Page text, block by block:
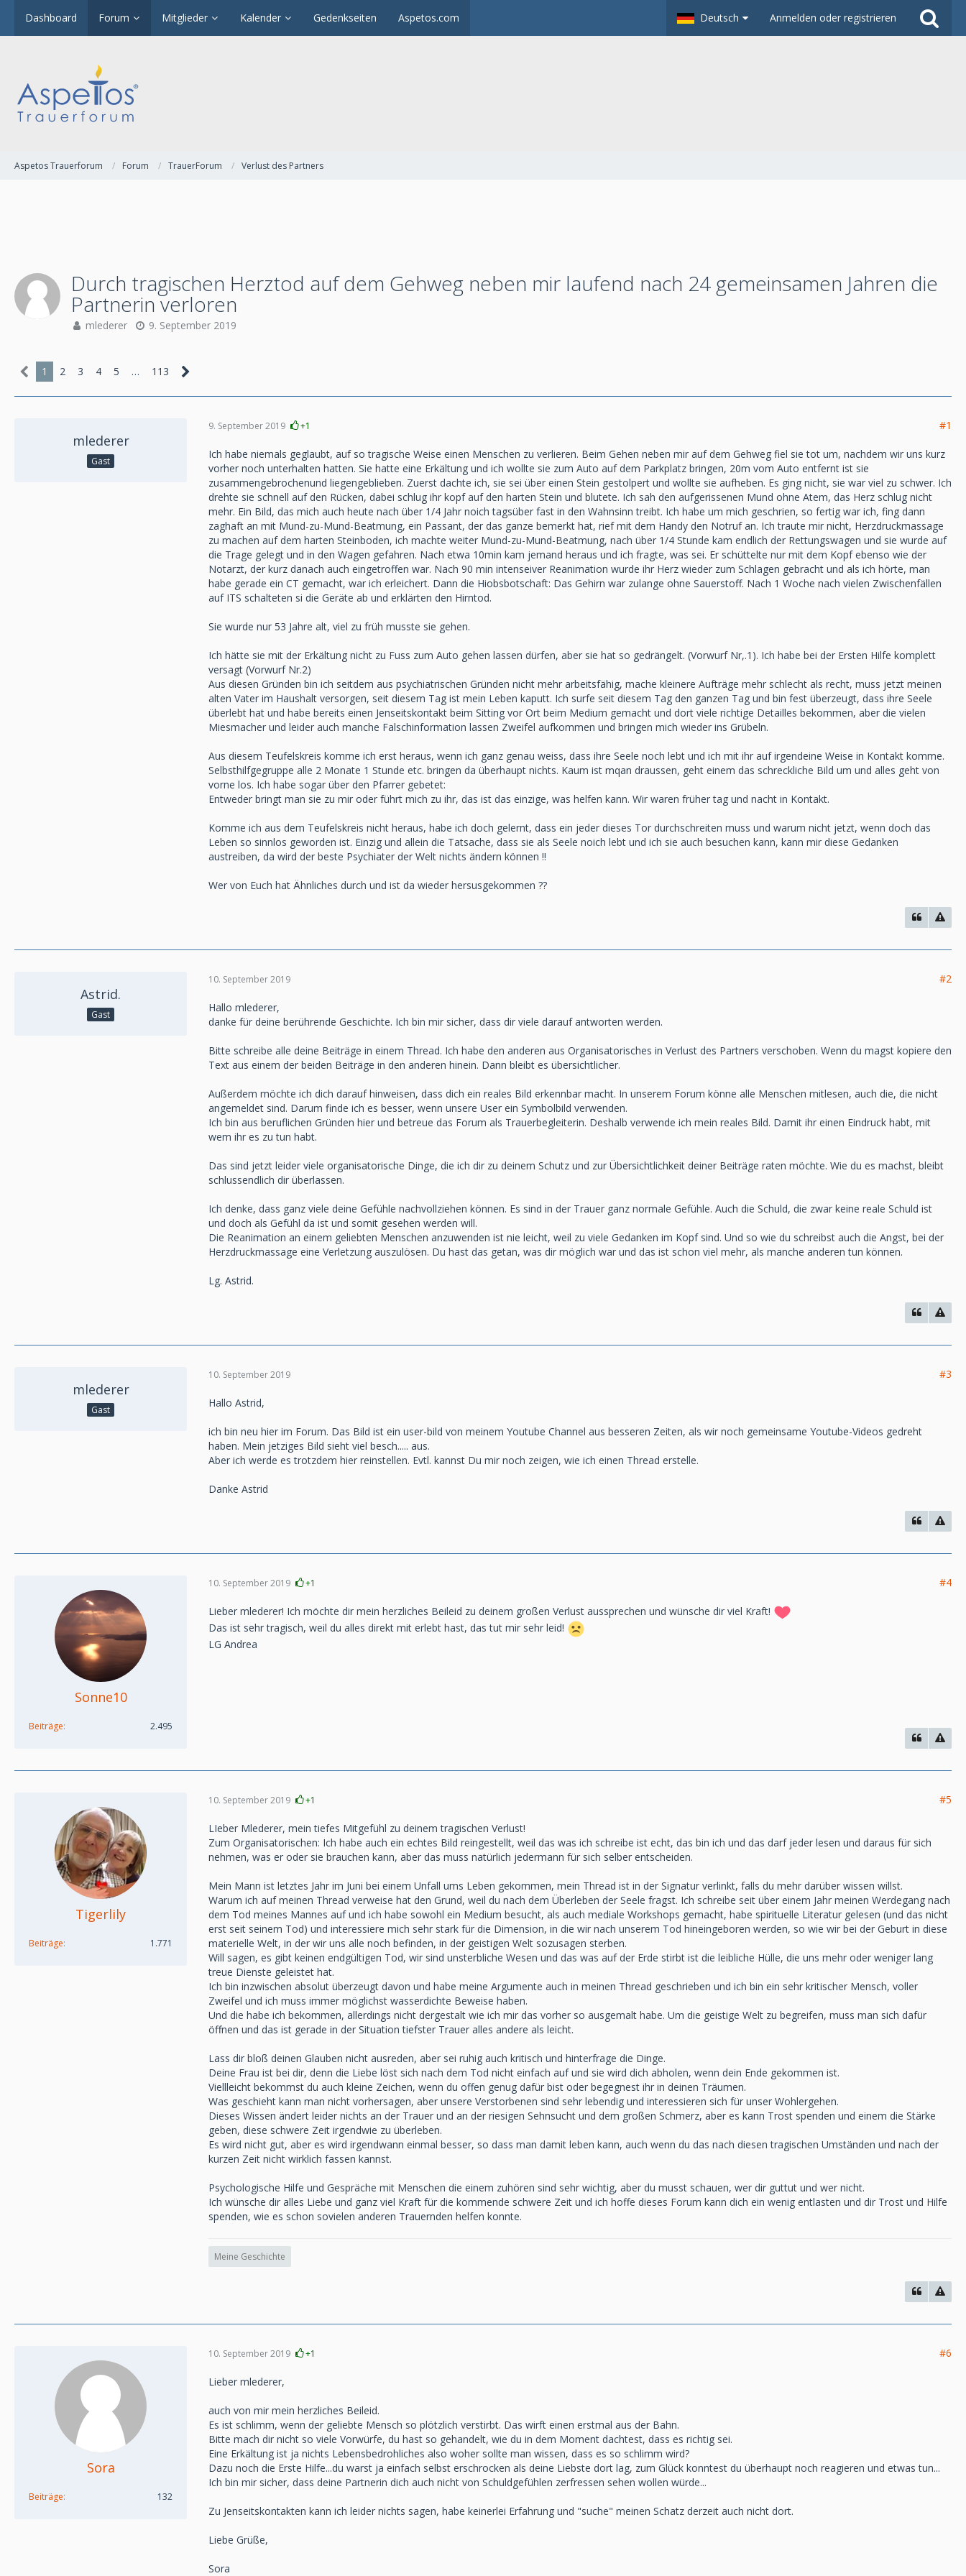
Dashboard Forum Mitglieder Kalender Gedenkseiten Aspetos.com Deutsch Anmelden oder registrieren
Aspetos Trauerforum Forum TrauerForum Verlust des Partners
Durch tragischen Herztod auf dem Gehweg neben mir laufend nach 24 gemeinsamen Jahren die
Partnerin verloren
mlederer 9. September 2019
1 2 3 4 5 … 113
mlederer
Gast
9. September 2019 +1 #1
Ich habe niemals geglaubt, auf so tragische Weise einen Menschen zu verlieren. Beim Gehen neben mir auf dem Gehweg fiel sie tot um, nachdem wir uns kurz
vorher noch unterhalten hatten. Sie hatte eine Erkältung und ich wollte sie zum Auto auf dem Parkplatz bringen, 20m vom Auto entfernt ist sie
zusammengebrochenund liegengeblieben. Zuerst dachte ich, sie sei über einen Stein gestolpert und wollte sie aufheben. Es ging nicht, sie war viel zu schwer. Ich
drehte sie schnell auf den Rücken, dabei schlug ihr kopf auf den harten Stein und blutete. Ich sah den aufgerissenen Mund ohne Atem, das Herz schlug nicht
mehr. Ein Bild, das mich auch heute nach über 1/4 Jahr noich tagsüber fast in den Wahnsinn treibt. Ich habe um mich geschrien, so fertig war ich, fing dann
zaghaft an mit Mund-zu-Mund-Beatmung, ein Passant, der das ganze bemerkt hat, rief mit dem Handy den Notruf an. Ich traute mir nicht, Herzdruckmassage
zu machen auf dem harten Steinboden, ich machte weiter Mund-zu-Mund-Beatmung, nach über 1/4 Stunde kam endlich der Rettungswagen und sie wurde auf
die Trage gelegt und in den Wagen gefahren. Nach etwa 10min kam jemand heraus und ich fragte, was sei. Er schüttelte nur mit dem Kopf ebenso wie der
Notarzt, der kurz danach auch eingetroffen war. Nach 90 min intenseiver Reanimation wurde ihr Herz wieder zum Schlagen gebracht und als ich hörte, man
habe gerade ein CT gemacht, war ich erleichert. Dann die Hiobsbotschaft: Das Gehirn war zulange ohne Sauerstoff. Nach 1 Woche nach vielen Zwischenfällen
auf ITS schalteten si die Geräte ab und erklärten den Hirntod.
Sie wurde nur 53 Jahre alt, viel zu früh musste sie gehen.
Ich hätte sie mit der Erkältung nicht zu Fuss zum Auto gehen lassen dürfen, aber sie hat so gedrängelt. (Vorwurf Nr,.1). Ich habe bei der Ersten Hilfe komplett
versagt (Vorwurf Nr.2)
Aus diesen Gründen bin ich seitdem aus psychiatrischen Gründen nicht mehr arbeitsfähig, mache kleinere Aufträge mehr schlecht als recht, muss jetzt meinen
alten Vater im Haushalt versorgen, seit diesem Tag ist mein Leben kaputt. Ich surfe seit diesem Tag den ganzen Tag und bin fest überzeugt, dass ihre Seele
überlebt hat und habe bereits einen Jenseitskontakt beim Sitting vor Ort beim Medium gemacht und dort viele richtige Detailles bekommen, aber die vielen
Miesmacher und leider auch manche Falschinformation lassen Zweifel aufkommen und bringen mich wieder ins Grübeln.
Aus diesem Teufelskreis komme ich erst heraus, wenn ich ganz genau weiss, dass ihre Seele noch lebt und ich mit ihr auf irgendeine Weise in Kontakt komme.
Selbsthilfgegruppe alle 2 Monate 1 Stunde etc. bringen da überhaupt nichts. Kaum ist mqan draussen, geht einem das schreckliche Bild um und alles geht von
vorne los. Ich habe sogar über den Pfarrer gebetet:
Entweder bringt man sie zu mir oder führt mich zu ihr, das ist das einzige, was helfen kann. Wir waren früher tag und nacht in Kontakt.
Komme ich aus dem Teufelskreis nicht heraus, habe ich doch gelernt, dass ein jeder dieses Tor durchschreiten muss und warum nicht jetzt, wenn doch das
Leben so sinnlos geworden ist. Einzig und allein die Tatsache, dass sie als Seele noich lebt und ich sie auch besuchen kann, kann mir diese Gedanken
austreiben, da wird der beste Psychiater der Welt nichts ändern können !!
Wer von Euch hat Ähnliches durch und ist da wieder hersusgekommen ??
Astrid.
Gast
10. September 2019 #2
Hallo mlederer,
danke für deine berührende Geschichte. Ich bin mir sicher, dass dir viele darauf antworten werden.
Bitte schreibe alle deine Beiträge in einem Thread. Ich habe den anderen aus Organisatorisches in Verlust des Partners verschoben. Wenn du magst kopiere den
Text aus einem der beiden Beiträge in den anderen hinein. Dann bleibt es übersichtlicher.
Außerdem möchte ich dich darauf hinweisen, dass dich ein reales Bild erkennbar macht. In unserem Forum könne alle Menschen mitlesen, auch die, die nicht
angemeldet sind. Darum finde ich es besser, wenn unsere User ein Symbolbild verwenden.
Ich bin aus beruflichen Gründen hier und betreue das Forum als Trauerbegleiterin. Deshalb verwende ich mein reales Bild. Damit ihr einen Eindruck habt, mit
wem ihr es zu tun habt.
Das sind jetzt leider viele organisatorische Dinge, die ich dir zu deinem Schutz und zur Übersichtlichkeit deiner Beiträge raten möchte. Wie du es machst, bleibt
schlussendlich dir überlassen.
Ich denke, dass ganz viele deine Gefühle nachvollziehen können. Es sind in der Trauer ganz normale Gefühle. Auch die Schuld, die zwar keine reale Schuld ist
und doch als Gefühl da ist und somit gesehen werden will.
Die Reanimation an einem geliebten Menschen anzuwenden ist nie leicht, weil zu viele Gedanken im Kopf sind. Und so wie du schreibst auch die Angst, bei der
Herzdruckmassage eine Verletzung auszulösen. Du hast das getan, was dir möglich war und das ist schon viel mehr, als manche anderen tun können.
Lg. Astrid.
mlederer
Gast
10. September 2019 #3
Hallo Astrid,
ich bin neu hier im Forum. Das Bild ist ein user-bild von meinem Youtube Channel aus besseren Zeiten, als wir noch gemeinsame Youtube-Videos gedreht
haben. Mein jetziges Bild sieht viel besch..... aus.
Aber ich werde es trotzdem hier reinstellen. Evtl. kannst Du mir noch zeigen, wie ich einen Thread erstelle.
Danke Astrid
Sonne10
Beiträge 2.495
10. September 2019 +1 #4
Lieber mlederer! Ich möchte dir mein herzliches Beileid zu deinem großen Verlust aussprechen und wünsche dir viel Kraft!
Das ist sehr tragisch, weil du alles direkt mit erlebt hast, das tut mir sehr leid!
LG Andrea
Tigerlily
Beiträge 1.771
10. September 2019 +1 #5
LIeber Mlederer, mein tiefes Mitgefühl zu deinem tragischen Verlust!
Zum Organisatorischen: Ich habe auch ein echtes Bild reingestellt, weil das was ich schreibe ist echt, das bin ich und das darf jeder lesen und daraus für sich
nehmen, was er oder sie brauchen kann, aber das muss natürlich jedermann für sich selber entscheiden.
Mein Mann ist letztes Jahr im Juni bei einem Unfall ums Leben gekommen, mein Thread ist in der Signatur verlinkt, falls du mehr darüber wissen willst.
Warum ich auf meinen Thread verweise hat den Grund, weil du nach dem Überleben der Seele fragst. Ich schreibe seit über einem Jahr meinen Werdegang nach
dem Tod meines Mannes auf und ich habe sowohl ein Medium besucht, als auch mediale Workshops gemacht, habe spirituelle Literatur gelesen (und das nicht
erst seit seinem Tod) und interessiere mich sehr stark für die Dimension, in die wir nach unserem Tod hineingeboren werden, so wie wir bei der Geburt in diese
materielle Welt, in der wir uns alle noch befinden, in der geistigen Welt sozusagen sterben.
Will sagen, es gibt keinen endgültigen Tod, wir sind unsterbliche Wesen und das was auf der Erde stirbt ist die leibliche Hülle, die uns mehr oder weniger lang
treue Dienste geleistet hat.
Ich bin inzwischen absolut überzeugt davon und habe meine Argumente auch in meinen Thread geschrieben und ich bin ein sehr kritischer Mensch, voller
Zweifel und ich muss immer möglichst wasserdichte Beweise haben.
Und die habe ich bekommen, allerdings nicht dergestalt wie ich mir das vorher so ausgemalt habe. Um die geistige Welt zu begreifen, muss man sich dafür
öffnen und das ist gerade in der Situation tiefster Trauer alles andere als leicht.
Lass dir bloß deinen Glauben nicht ausreden, aber sei ruhig auch kritisch und hinterfrage die Dinge.
Deine Frau ist bei dir, denn die Liebe löst sich nach dem Tod nicht einfach auf und sie wird dich abholen, wenn dein Ende gekommen ist.
Viellleicht bekommst du auch kleine Zeichen, wenn du offen genug dafür bist oder begegnest ihr in deinen Träumen.
Was geschieht kann man nicht vorhersagen, aber unsere Verstorbenen sind sehr lebendig und interessieren sich für unser Wohlergehen.
Dieses Wissen ändert leider nichts an der Trauer und an der riesigen Sehnsucht und dem großen Schmerz, aber es kann Trost spenden und einem die Stärke
geben, diese schwere Zeit irgendwie zu überleben.
Es wird nicht gut, aber es wird irgendwann einmal besser, so dass man damit leben kann, auch wenn du das nach diesen tragischen Umständen und nach der
kurzen Zeit nicht wirklich fassen kannst.
Psychologische Hilfe und Gespräche mit Menschen die einem zuhören sind sehr wichtig, aber du musst schauen, wer dir guttut und wer nicht.
Ich wünsche dir alles Liebe und ganz viel Kraft für die kommende schwere Zeit und ich hoffe dieses Forum kann dich ein wenig entlasten und dir Trost und Hilfe
spenden, wie es schon sovielen anderen Trauernden helfen konnte.
Meine Geschichte
Sora
Beiträge 132
10. September 2019 +1 #6
Lieber mlederer,
auch von mir mein herzliches Beileid.
Es ist schlimm, wenn der geliebte Mensch so plötzlich verstirbt. Das wirft einen erstmal aus der Bahn.
Bitte mach dir nicht so viele Vorwürfe, du hast so gehandelt, wie du in dem Moment dachtest, dass es richtig sei.
Eine Erkältung ist ja nichts Lebensbedrohliches also woher sollte man wissen, dass es so schlimm wird?
Dazu noch die Erste Hilfe...du warst ja einfach selbst erschrocken als deine Liebste dort lag, zum Glück konntest du überhaupt noch reagieren und etwas tun...
Ich bin mir sicher, dass deine Partnerin dich auch nicht von Schuldgefühlen zerfressen sehen wollen würde...
Zu Jenseitskontakten kann ich leider nichts sagen, habe keinerlei Erfahrung und "suche" meinen Schatz derzeit auch nicht dort.
Liebe Grüße,
Sora